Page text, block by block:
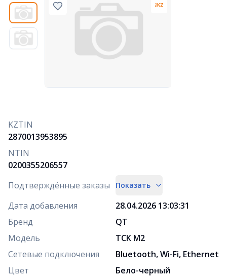
KZTIN
2870013953895
NTIN
0200355206557
Подтверждённые заказы
Показать
Дата добавления
28.04.2026 13:03:31
Бренд
QT
Модель
ТCK M2
Сетевые подключения
Bluetooth, Wi-Fi, Ethernet
Цвет
Бело-черный